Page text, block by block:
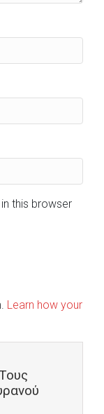
this browser
Learn how your